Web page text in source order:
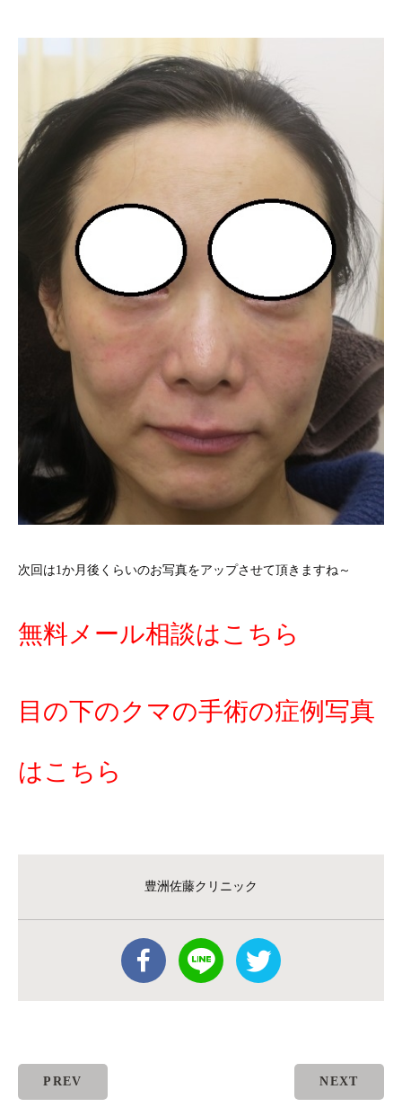
次回は1か月後くらいのお写真をアップさせて頂きますね～
無料メール相談はこちら
目の下のクマの手術の症例写真
はこちら
豊洲佐藤クリニック
PREV NEXT